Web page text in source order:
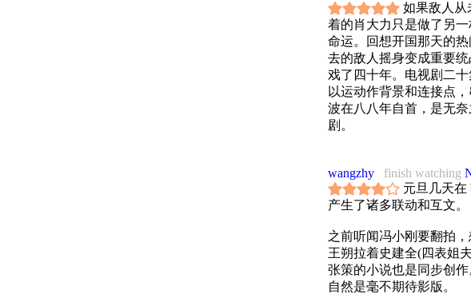
如果敌人从
着的肖大力只是做了另
命运。回想开国那天的
去的敌人摇身变成重要
戏了四十年。电视剧二
以运动作背景和连接点
波在八八年自首，是无
剧。
wangzhy finish watching
元旦几天在
产生了诸多联动和互文。
之前听闻冯小刚要翻拍
王朔拉着史建全(四表姐
张策的小说也是同步创
自然是毫不期待影版。